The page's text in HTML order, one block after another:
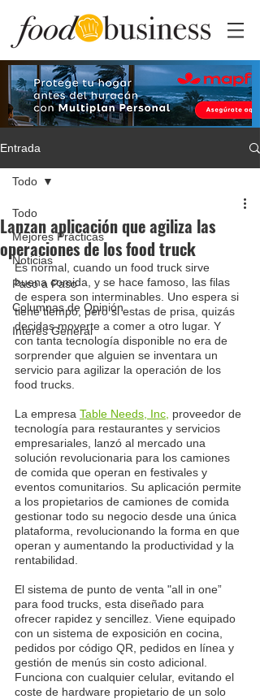
Entrada
Todo
Mejores Prácticas
Noticias
Paso a Paso
Columnas de Opinión
Interés General
Todo
Lanzan aplicación que agiliza las
operaciones de los food truck
Es normal, cuando un food truck sirve
buena comida, y se hace famoso, las filas
de espera son interminables. Uno espera si
tiene tiempo, pero si estas de prisa, quizás
decidas moverte a comer a otro lugar. Y
con tanta tecnología disponible no era de
sorprender que alguien se inventara un
servicio para agilizar la operación de los
food trucks.
La empresa Table Needs, Inc, proveedor de
tecnología para restaurantes y servicios
empresariales, lanzó al mercado una
solución revolucionaria para los camiones
de comida que operan en festivales y
eventos comunitarios. Su aplicación permite
a los propietarios de camiones de comida
gestionar todo su negocio desde una única
plataforma, revolucionando la forma en que
operan y aumentando la productividad y la
rentabilidad.
El sistema de punto de venta "all in one”
para food trucks, esta diseñado para
ofrecer rapidez y sencillez. Viene equipado
con un sistema de exposición en cocina,
pedidos por código QR, pedidos en línea y
gestión de menús sin costo adicional.
Funciona con cualquier celular, evitando el
coste de hardware propietario de un solo